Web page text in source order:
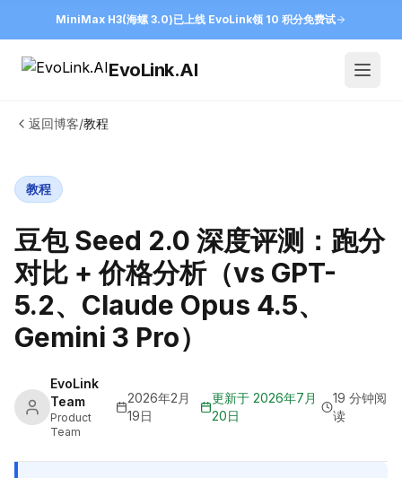
MiniMax H3(海螺 3.0)已上线 EvoLink领 10 积分免费试
EvoLink.AI
返回博客/教程
教程
豆包 Seed 2.0 深度评测：跑分
对比 + 价格分析（vs GPT-
5.2、Claude Opus 4.5、
Gemini 3 Pro）
EvoLink
Team
Product
Team
2026年2月
19日
更新于 2026年7月
20日
19 分钟阅
读